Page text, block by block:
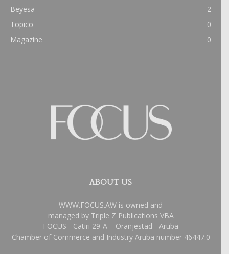
Beyesa
2
Topico
0
Magazine
0
ABOUT US
WWW.FOCUS.AW is owned and
managed by Triple Z Publications VBA
FOCUS - Catiri 29-A – Oranjestad - Aruba
Chamber of Commerce and Industry Aruba number 46447.0